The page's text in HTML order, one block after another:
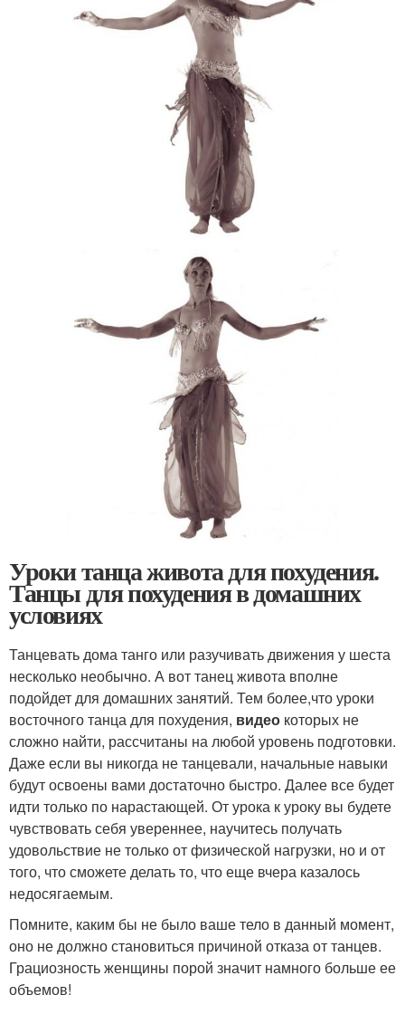
Уроки танца живота для похудения.
Танцы для похудения в домашних
условиях
Танцевать дома танго или разучивать движения у шеста
несколько необычно. А вот танец живота вполне
подойдет для домашних занятий. Тем более,что уроки
восточного танца для похудения, видео которых не
сложно найти, рассчитаны на любой уровень подготовки.
Даже если вы никогда не танцевали, начальные навыки
будут освоены вами достаточно быстро. Далее все будет
идти только по нарастающей. От урока к уроку вы будете
чувствовать себя увереннее, научитесь получать
удовольствие не только от физической нагрузки, но и от
того, что сможете делать то, что еще вчера казалось
недосягаемым.
Помните, каким бы не было ваше тело в данный момент,
оно не должно становиться причиной отказа от танцев.
Грациозность женщины порой значит намного больше ее
объемов!